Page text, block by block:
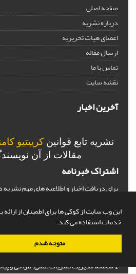
این وب سایت از کوکی ها برای اطمینان از ارائه
خدمات استفاده می کند.
متوجه شدم
صفحه اصلی
درباره نشریه
اعضای هیات تحریریه
ارسال مقاله
تماس با ما
نقشه سایت
آخرین اخبار
نشریه تابع قوانین کرییتیو
مقالات از آن
اشتراک خبرنامه
برای دریافت اخبار و اطلاعیه های مهم
© سامانه مدیریت نشریات علمی.طراحی و